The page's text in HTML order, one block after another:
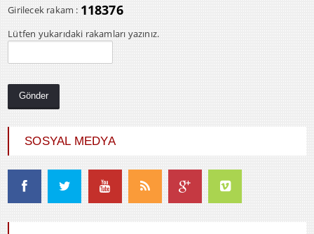
Girilecek rakam : 118376
Lütfen yukarıdaki rakamları yazınız.
SOSYAL MEDYA